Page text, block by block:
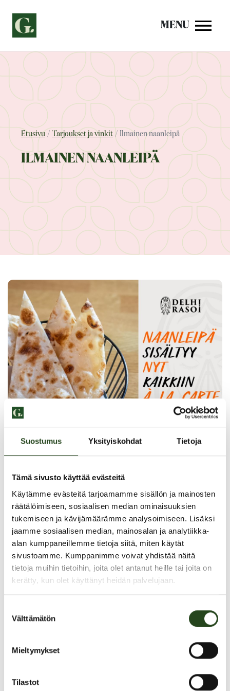
Suostumus Yksityiskohdat Tietoja
Tämä sivusto käyttää evästeitä
Käytämme evästeitä tarjoamamme sisällön ja mainosten
räätälöimiseen, sosiaalisen median ominaisuuksien
tukemiseen ja kävijämäärämme analysoimiseen. Lisäksi
jaamme sosiaalisen median, mainosalan ja analytiikka-
alan kumppaneillemme tietoja siitä, miten käytät
sivustoamme. Kumppanimme voivat yhdistää näitä
tietoja muihin tietoihin, joita olet antanut heille tai joita on
kerätty, kun olet käyttänyt heidän palvelujaan.
valinta
Välttämätön
Mieltymykset
Tilastot
sisältöön
MENU
Etusivu Tarjoukset ja vinkit Ilmainen naanleipä
ILMAINEN NAANLEIPÄ
PAHOITTELUT, TARJOUS EI OLE ENÄÄ VOIMASSA